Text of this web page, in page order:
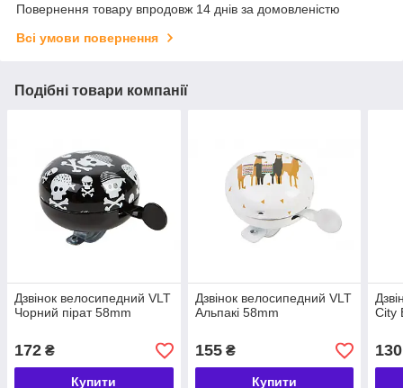
Повернення товару впродовж 14 днів за домовленістю
Всі умови повернення
Подібні товари компанії
Дзвінок велосипедний VLT
Чорний пірат 58mm
172 ₴
Купити
Дзвінок велосипедний VLT
Альпакі 58mm
155₴
Купити
City
130